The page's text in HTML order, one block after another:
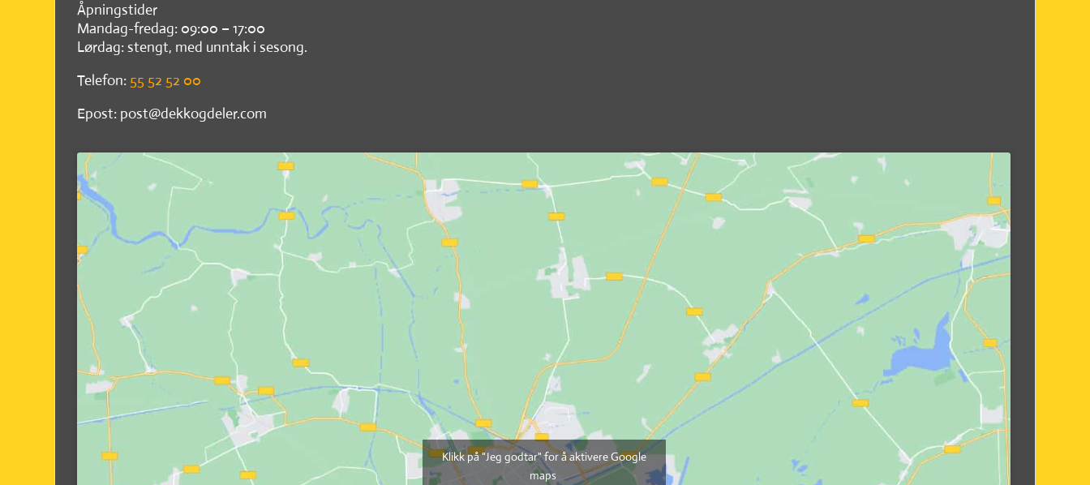
Åpningstider
Mandag-fredag: 09:00 – 17:00
Lørdag: stengt, med unntak i sesong.
Telefon: 55 52 52 00
Epost: post@dekkogdeler.com
Klikk på "Jeg godtar" for å aktivere Google
maps